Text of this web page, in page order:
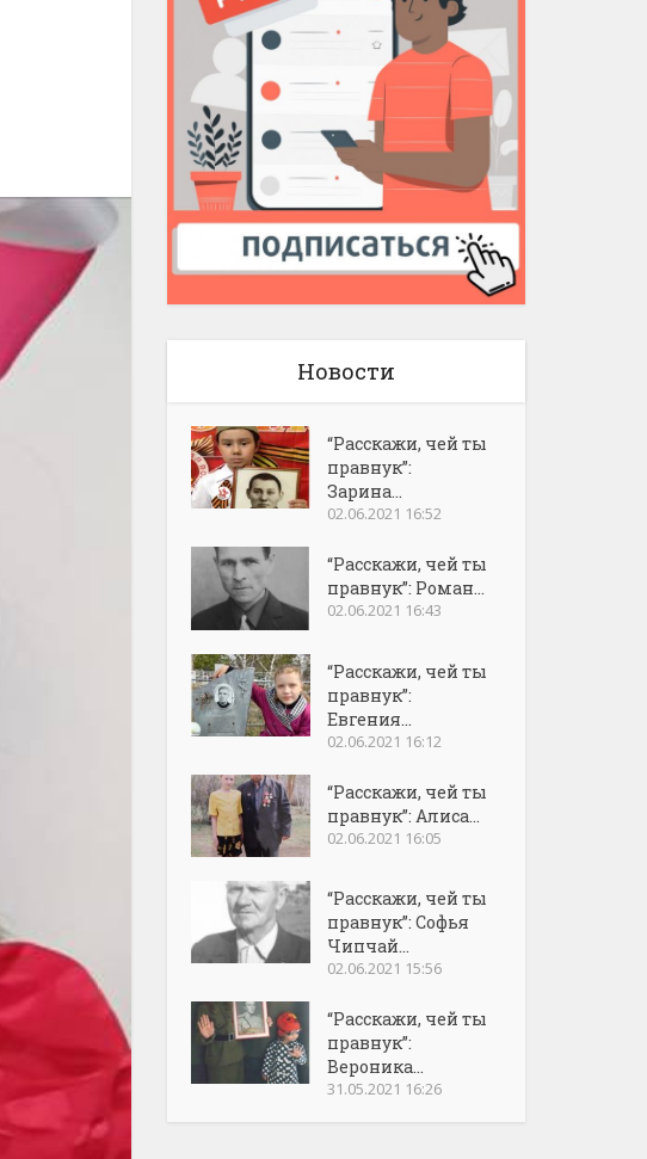
Новости
“Расскажи, чей ты
правнук”:
Зарина...
02.06.2021 16:52
“Расскажи, чей ты
правнук”: Роман...
02.06.2021 16:43
“Расскажи, чей ты
правнук”:
Евгения...
02.06.2021 16:12
“Расскажи, чей ты
правнук”: Алиса...
02.06.2021 16:05
“Расскажи, чей ты
правнук”: Софья
Чипчай...
02.06.2021 15:56
“Расскажи, чей ты
правнук”:
Вероника...
31.05.2021 16:26